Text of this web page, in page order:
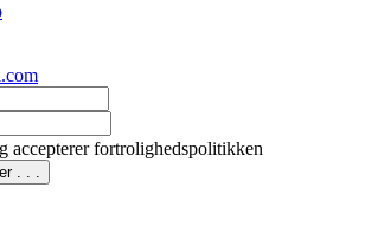
accepterer fortrolighedspolitikken